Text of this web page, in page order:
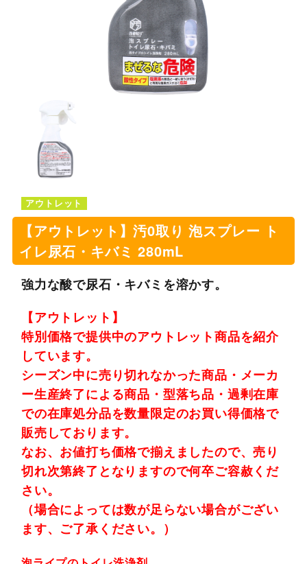
アウトレット
【アウトレット】汚0取り 泡スプレー ト
イレ尿石・キバミ 280mL
強力な酸で尿石・キバミを溶かす。
【アウトレット】
特別価格で提供中のアウトレット商品を紹介
しています。
シーズン中に売り切れなかった商品・メーカ
ー生産終了による商品・型落ち品・過剰在庫
での在庫処分品を数量限定のお買い得価格で
販売しております。
なお、お値打ち価格で揃えましたので、売り
切れ次第終了となりますので何卒ご容赦くだ
さい。
（場合によっては数が足らない場合がござい
ます、ご了承ください。）